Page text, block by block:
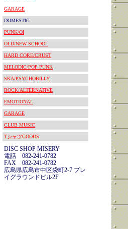
GARAGE
DOMESTIC
PUNK/OI
OLD/NEW SCHOOL
HARD CORE/CRUST
MELODIC/POP PUNK
SKA/PSYCHOBILLY
ROCK/ALTERNATIVE
EMOTIONAL
GARAGE
CLUB MUSIC
TシャツGOODS
DISC SHOP MISERY
電話 082-241-0782
FAX 082-241-0782
広島県広島市中区袋町2-7 プレ
イグラウンドビル2F